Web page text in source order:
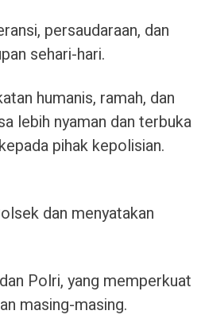
persaudaraan, dan
sehari-hari.
humanis, ramah, dan
lebih nyaman dan terbuka
pihak kepolisian.
dan menyatakan
Polri, yang memperkuat
masing-masing.